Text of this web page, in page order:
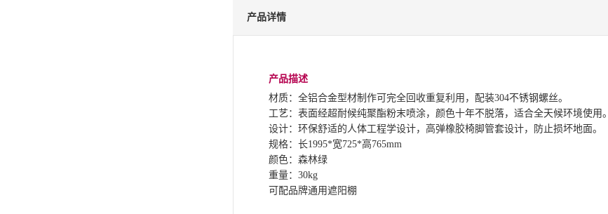
产品详情
产品描述
材质：全铝合金型材制作可完全回收重复利用，配装304不锈钢螺丝。
工艺：表面经超耐候纯聚酯粉末喷涂，颜色十年不脱落，适合全天候环境使用。
设计：环保舒适的人体工程学设计，高弹橡胶椅脚管套设计，防止损坏地面。
规格：长1995*宽725*高765mm
颜色：森林绿
重量：30kg
可配品牌通用遮阳棚